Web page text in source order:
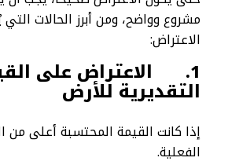
مشروع وواضح، ومن أبرز الحالات
الاعتراض:
1. الاعتراض على
التقديرية للأرض
إذا كانت القيمة المحتسبة أعلى من
الفعلية.